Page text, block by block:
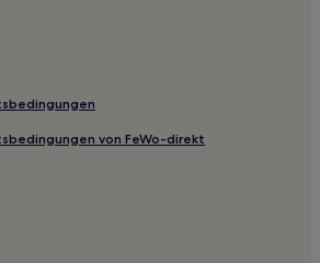
Academy
Maze LIVE Experience
Nature Reserve
Chester
von FeWo-direkt